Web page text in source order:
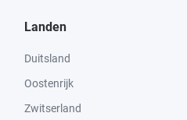
Landen
Duitsland
Oostenrijk
Zwitserland